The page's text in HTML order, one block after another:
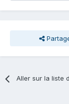
Aller sur la liste